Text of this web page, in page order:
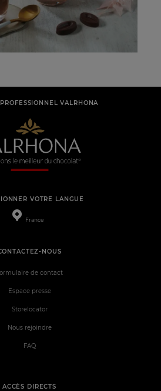
VALRHONA
VOTRE LANGUE
France
ACCÈS DIRECTS
NOUS
de contact
Espace presse
Storelocator
Nous rejoindre
FAQ